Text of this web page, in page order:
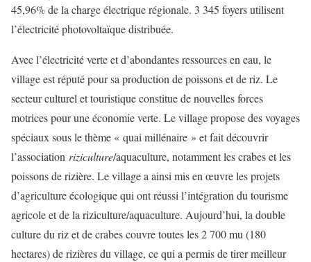
45,96% de la charge électrique régionale. 3 345 foyers utilisent
l’électricité photovoltaïque distribuée.
Avec l’électricité verte et d’abondantes ressources en eau, le
village est réputé pour sa production de poissons et de riz. Le
secteur culturel et touristique constitue de nouvelles forces
motrices pour une économie verte. Le village propose des voyages
spéciaux sous le thème « quai millénaire » et fait découvrir
l’association riziculture/aquaculture, notamment les crabes et les
poissons de rizière. Le village a ainsi mis en œuvre les projets
d’agriculture écologique qui ont réussi l’intégration du tourisme
agricole et de la riziculture/aquaculture. Aujourd’hui, la double
culture du riz et de crabes couvre toutes les 2 700 mu (180
hectares) de rizières du village, ce qui a permis de tirer meilleur